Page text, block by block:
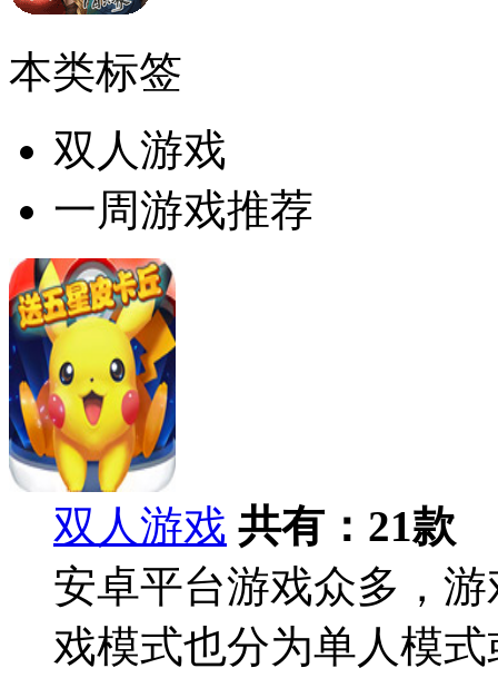
本类标签
双人游戏
一周游戏推荐
双人游戏 共有： 21款
安卓平台游戏众多，
戏模式也分为单人模